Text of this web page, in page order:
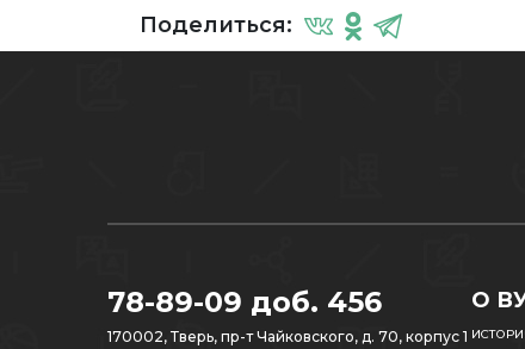
Поделиться:
78-89-09 доб. 456
170002, Тверь, пр-т Чайковского, д. 70, корпус 1
О